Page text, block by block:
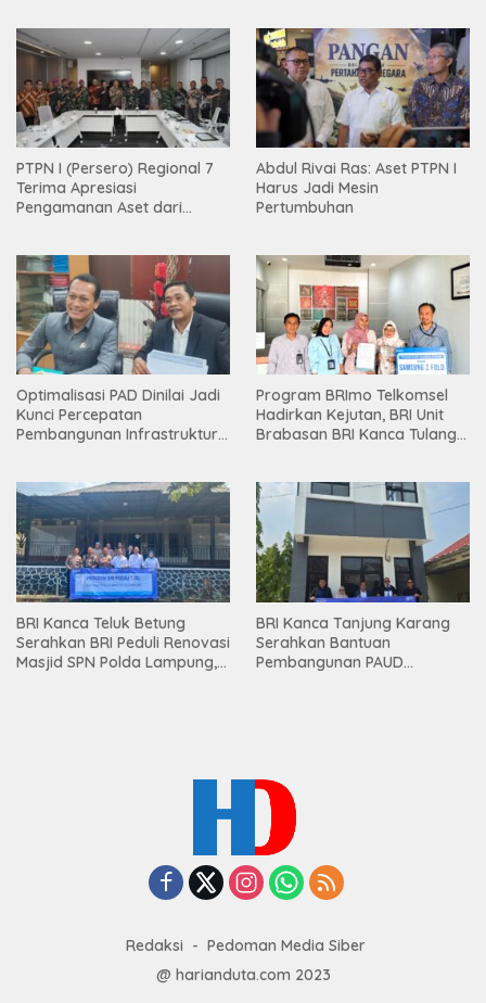
PTPN I (Persero) Regional 7
Terima Apresiasi
Pengamanan Aset dari
Abdul Rivai Ras: Aset PTPN I
Harus Jadi Mesin
Pertumbuhan
Optimalisasi PAD Dinilai Jadi
Kunci Percepatan
Pembangunan Infrastruktur
Program BRImo Telkomsel
Hadirkan Kejutan, BRI Unit
Brabasan BRI Kanca Tulang
Mesuji
BRI Kanca Teluk Betung
Serahkan BRI Peduli Renovasi
Masjid SPN Polda Lampung,
BRI Kanca Tanjung Karang
Serahkan Bantuan
Pembangunan PAUD
Redaksi
Pedoman Media Siber
@ harianduta.com 2023